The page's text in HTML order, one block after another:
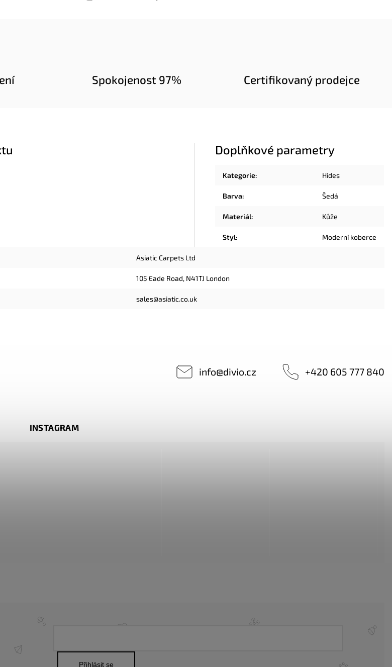
Spokojenost 97% Certifikovaný prodejce
Doplňkové parametry
Kategorie: Hides
Barva: Šedá
Materiál: Kůže
Styl: Moderní koberce
Asiatic Carpets Ltd
105 Eade Road, N41TJ London
sales@asiatic.co.uk
info@divio.cz +420 605 777 840
INSTAGRAM
Přihlásit se